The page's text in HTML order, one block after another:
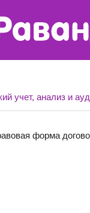
учет, анализ и
форма